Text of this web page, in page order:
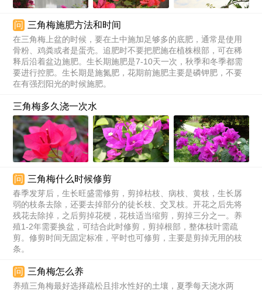
问 三角梅施肥方法和时间
在三角梅上盆的时候，要在土中施加足够多的底肥，通常是使用
骨粉、鸡粪或者是蛋壳。追肥时不要把肥施在植株根部，可在稀
释后沿着盆边施肥。生长期施肥是7-10天一次，秋季和冬季都需
要进行控肥。生长期是施氮肥，花期前施肥主要是磷钾肥，不要
在有强烈阳光的时候施肥。
三角梅多久浇一次水
问 三角梅什么时候修剪
春季发芽后，生长旺盛需修剪，剪掉枯枝、病枝、黄枝，生长孱
弱的枝条去除，还要去掉部分的徒长枝、交叉枝。开花之后先将
残花去除掉，之后剪掉花梗，花枝适当缩剪，剪掉三分之一。养
殖1-2年需要换盆，可结合此时修剪，剪掉根部，整体枝叶需疏
剪。修剪时间无固定标准，平时也可修剪，主要是剪掉无用的枝
条。
问 三角梅怎么养
养殖三角梅最好选择疏松且排水性好的土壤，夏季每天浇水两